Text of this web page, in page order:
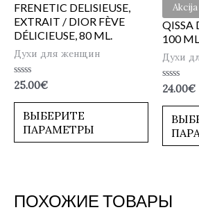
FRENETIC DELISIEUSE,
EXTRAIT / DIOR FÈVE
DÉLICIEUSE, 80 ML.
Духи для женщин
Оценка
из
25.00€
ВЫБЕРИТЕ
ПАРАМЕТРЫ
Akcija
QISSA
100
Духи
Оценка
из
24.00€
ПОХОЖИЕ ТОВАРЫ